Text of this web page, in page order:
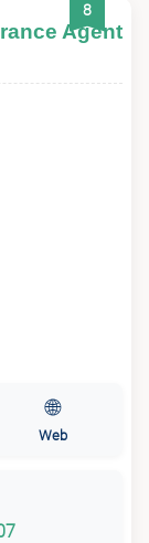
8
Agent
🌐
Web